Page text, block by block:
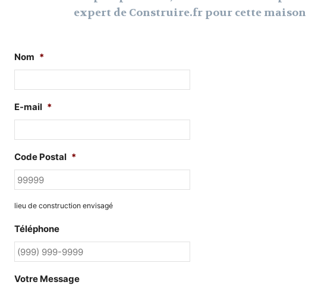
expert de Construire.fr pour cette maison
Nom *
E-mail *
Code Postal *
lieu de construction envisagé
Téléphone
Votre Message